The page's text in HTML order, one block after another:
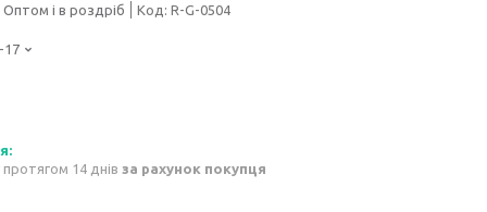
Оптом і в роздріб Код: R-G-0504
17
14 днів за рахунок покупця